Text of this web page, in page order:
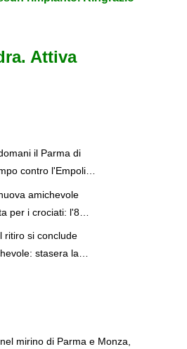
Attiva
il Parma di
contro l'Empoli:
amichevole
per i crociati: l'8
con l'Empoli
ritiro si conclude
stasera la
mirino di Parma e Monza,